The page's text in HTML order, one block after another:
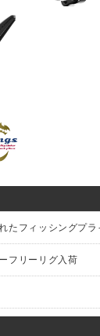
たフィッシングプラ
フリーリグ入荷